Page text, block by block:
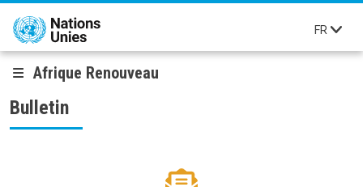
Aller au contenu principal
FR
Afrique Renouveau
Bulletin